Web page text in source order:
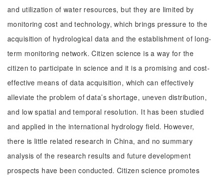
and utilization of water resources, but they are limited by
monitoring cost and technology, which brings pressure to the
acquisition of hydrological data and the establishment of long-
term monitoring network. Citizen science is a way for the
citizen to participate in science and it is a promising and cost-
effective means of data acquisition, which can effectively
alleviate the problem of data’s shortage, uneven distribution,
and low spatial and temporal resolution. It has been studied
and applied in the international hydrology field. However,
there is little related research in China, and no summary
analysis of the research results and future development
prospects have been conducted. Citizen science promotes